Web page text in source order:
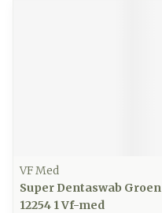
VF Med
Super Dentaswab Groen
12254 1 Vf-med